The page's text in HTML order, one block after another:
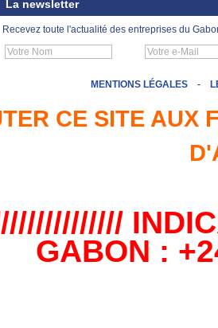
La newsletter
Recevez toute l'actualité des entreprises du
MENTIONS LÉGALES -
CE SITE AUX
GABON :